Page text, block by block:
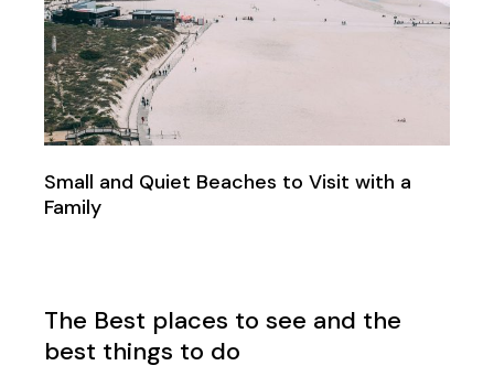
Small and Quiet Beaches to Visit with a
Family
The Best places to see and the
best things to do